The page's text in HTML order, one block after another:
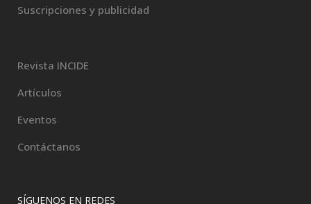
Suscripciones y publicidad
Revista INCIDE
Artículos
Eventos
Contáctanos
SÍGUENOS EN REDES